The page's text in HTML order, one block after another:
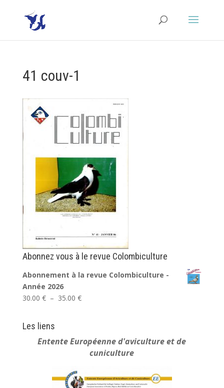
41 couv-1
Abonnez vous à le revue Colombiculture
Abonnement à la revue Colombiculture -
Année 2026
30.00 € – 35.00 €Plage
à
35.00 €
Les liens
Entente Européenned'aviculture et de
cuniculture